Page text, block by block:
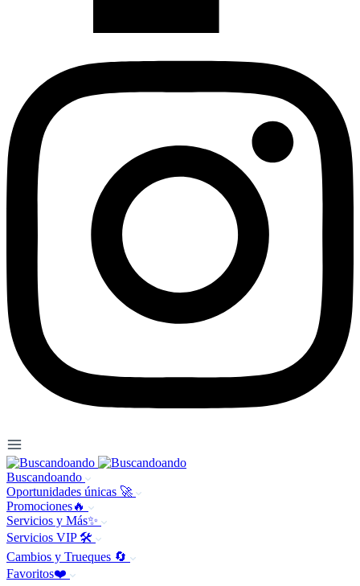
Buscandoando
Oportunidades únicas 🚀
Promociones🔥
Servicios y Más✨
Servicios VIP 🛠️
Cambios y Trueques 🔄
Favoritos❤️